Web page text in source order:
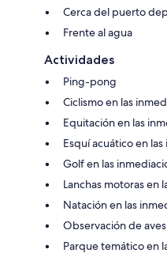
Cerca del puerto
Frente al agua
Actividades
Ping-pong
Ciclismo en las
Equitación en las
Esquí acuático en
Golf en las
Lanchas motoras en
Natación en las
Observación de
Parque temático en